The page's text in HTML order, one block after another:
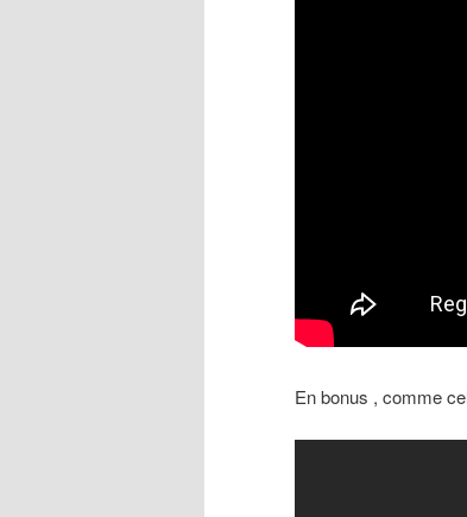
En bonus , comme